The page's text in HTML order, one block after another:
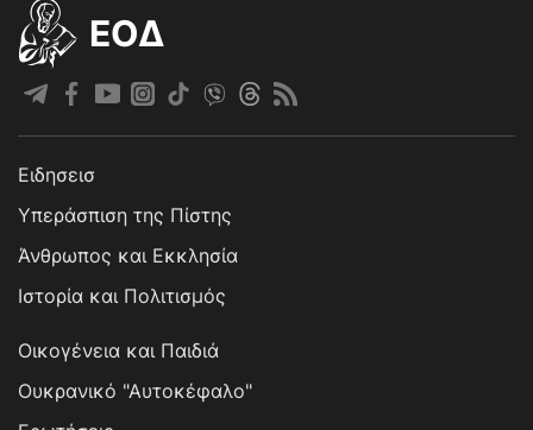
EOΔ
Ειδησεισ
Υπεράσπιση της Πίστης
Άνθρωπος και Εκκλησία
Ιστορία και Πολιτισμός
Οικογένεια και Παιδιά
Ουκρανικό "Αυτοκέφαλο"